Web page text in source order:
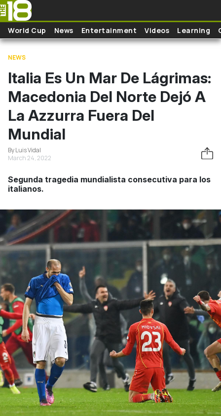
Skip to main content
World Cup News Entertainment Videos Learning
NEWS
Italia Es Un Mar De Lágrimas:
Macedonia Del Norte Dejó A
La Azzurra Fuera Del
Mundial
By Luis Vidal
March 24, 2022
Segunda tragedia mundialista consecutiva para los
italianos.